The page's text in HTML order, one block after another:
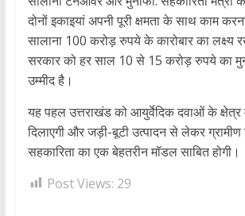
दोनों इकाइयां अपनी पूरी क्षमता के साथ काम
सालाना 100 करोड़ रुपये के कारोबार का लक्ष्य
सरकार को हर साल 10 से 15 करोड़ रुपये का
उम्मीद है।
यह पहल उत्तराखंड को आयुर्वेदिक दवाओं के
दिलाएगी और जड़ी-बूटी उत्पादन से लेकर
सहकारिता का एक बेहतरीन मॉडल साबित होगी।
Post Views: 29